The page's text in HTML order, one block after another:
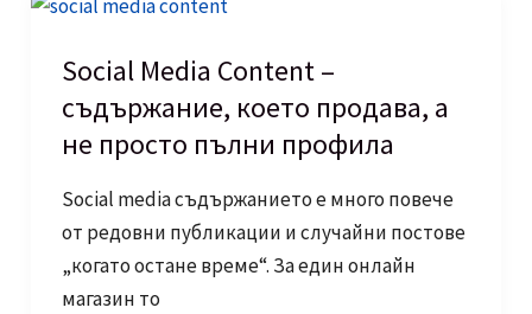
как
добре
изработена
страница
трафика
в
клиенти?
Social Media Content –
съдържание, което продава, а
не просто пълни профила
Social media съдържанието е много повече
от редовни публикации и случайни постове
„когато остане време“. За един онлайн
магазин то